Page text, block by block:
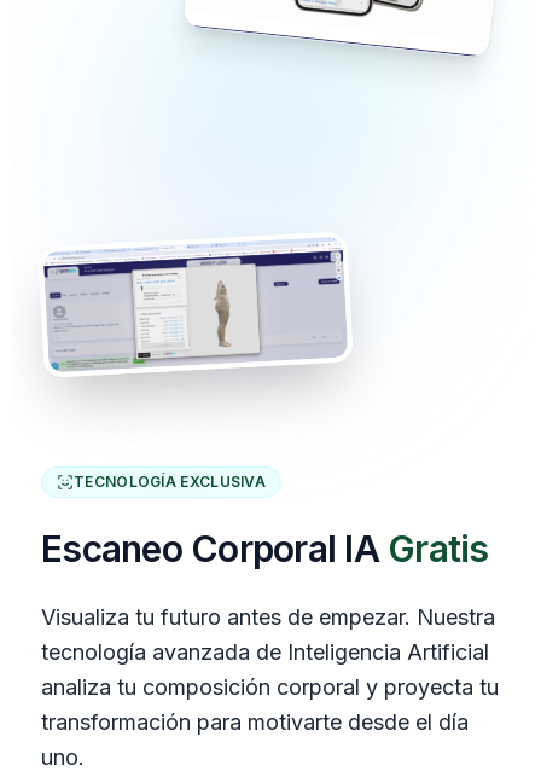
TECNOLOGÍA EXCLUSIVA
Escaneo Corporal IA Gratis
Visualiza tu futuro antes de empezar. Nuestra
tecnología avanzada de Inteligencia Artificial
analiza tu composición corporal y proyecta tu
transformación para motivarte desde el día
uno.